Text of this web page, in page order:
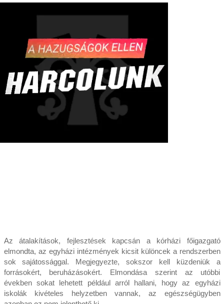
Az átalakítások, fejlesztések kapcsán a kórházi főigazgató
elmondta, az egyházi intézmények kicsit különcek a rendszerben
sok sajátossággal. Megjegyezte, sokszor kell küzdeniük a
forrásokért, beruházásokért. Elmondása szerint az utóbbi
években sokat lehetett például arról hallani, hogy az egyházi
iskolák kivételes helyzetben vannak, az egészségügyben